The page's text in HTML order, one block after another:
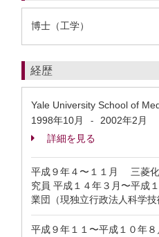
博士（工学）
経歴
Yale University School of
1998年10月
-
2002年2月
詳細を見る
平成９年４〜１１月 三菱
究員 平成１４年３月〜平
業団（現独立行政法人科学
平成９年１１〜平成１０年